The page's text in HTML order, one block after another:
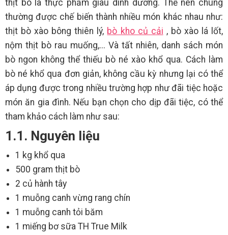
thịt bò là thực phẩm giàu dinh dưỡng. Thế nên chúng
thường được chế biến thành nhiều món khác nhau như:
thịt bò xào bông thiên lý, bò kho củ cải , bò xào lá lốt,
nộm thịt bò rau muống,... Và tất nhiên, danh sách món
bò ngon không thể thiếu bò né xào khổ qua. Cách làm
bò né khổ qua đơn giản, không cầu kỳ nhưng lại có thể
áp dụng được trong nhiều trường hợp như đãi tiệc hoặc
món ăn gia đình. Nếu bạn chọn cho dịp đãi tiệc, có thể
tham khảo cách làm như sau:
1.1. Nguyên liệu
1 kg khổ qua
500 gram thịt bò
2 củ hành tây
1 muỗng canh vừng rang chín
1 muỗng canh tỏi băm
1 miếng bơ sữa TH True Milk